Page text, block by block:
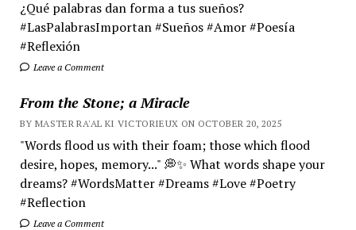
¿Qué palabras dan forma a tus sueños?
#LasPalabrasImportan #Sueños #Amor #Poesía
#Reflexión
Leave a Comment
From the Stone; a Miracle
BY MASTER RA'AL KI VICTORIEUX ON OCTOBER 20, 2025
"Words flood us with their foam; those which flood
desire, hopes, memory..." 💭✨ What words shape your
dreams? #WordsMatter #Dreams #Love #Poetry
#Reflection
Leave a Comment